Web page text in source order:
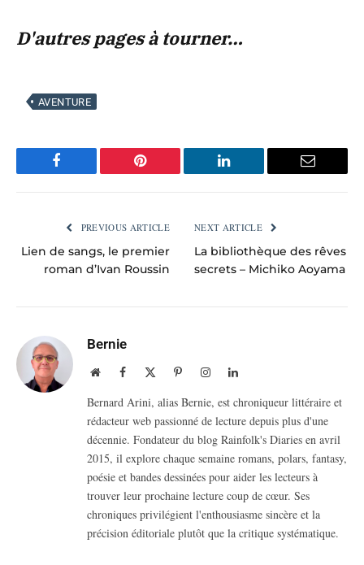
D'autres pages à tourner…
AVENTURE
Facebook Pinterest LinkedIn Email
PREVIOUS ARTICLE
Lien de sangs, le premier
roman d’Ivan Roussin
NEXT ARTICLE
La bibliothèque des rêves
secrets – Michiko Aoyama
Bernie
WebsiteFacebook PinterestInstagramLinkedIn
Bernard Arini, alias Bernie, est chroniqueur littéraire et
rédacteur web passionné de lecture depuis plus d'une
décennie. Fondateur du blog Rainfolk's Diaries en avril
2015, il explore chaque semaine romans, polars, fantasy,
poésie et bandes dessinées pour aider les lecteurs à
trouver leur prochaine lecture coup de cœur. Ses
chroniques privilégient l'enthousiasme sincère et la
précision éditoriale plutôt que la critique systématique.